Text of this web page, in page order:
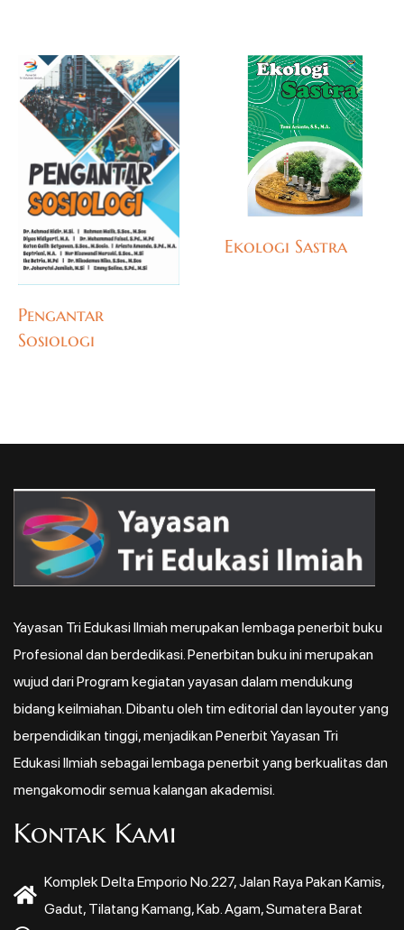
Pengantar
Sosiologi
Ekologi Sastra
Yayasan Tri Edukasi Ilmiah merupakan lembaga penerbit buku
Profesional dan berdedikasi. Penerbitan buku ini merupakan
wujud dari Program kegiatan yayasan dalam mendukung
bidang keilmiahan. Dibantu oleh tim editorial dan layouter yang
berpendidikan tinggi, menjadikan Penerbit Yayasan Tri
Edukasi Ilmiah sebagai lembaga penerbit yang berkualitas dan
mengakomodir semua kalangan akademisi.
Kontak Kami
Komplek Delta Emporio No.227, Jalan Raya Pakan Kamis,
Gadut, Tilatang Kamang, Kab. Agam, Sumatera Barat